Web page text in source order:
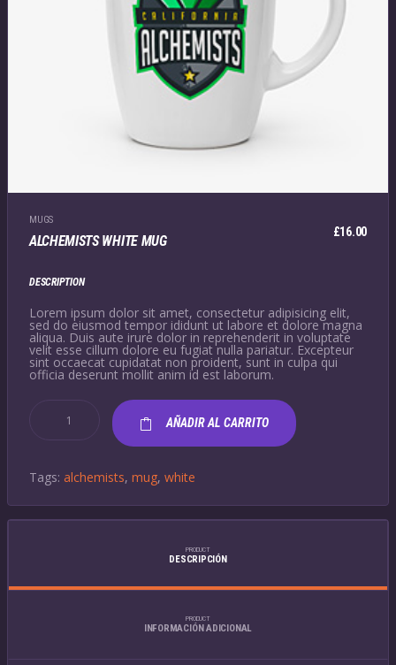
MUGS
ALCHEMISTS WHITE MUG
£16.00
DESCRIPTION
Lorem ipsum dolor sit amet, consectetur adipisicing elit,
sed do eiusmod tempor ididunt ut labore et dolore magna
aliqua. Duis aute irure dolor in reprehenderit in voluptate
velit esse cillum dolore eu fugiat nulla pariatur. Excepteur
sint occaecat cupidatat non proident, sunt in culpa qui
officia deserunt mollit anim id est laborum.
AÑADIR AL CARRITO
Tags: alchemists, mug, white
PRODUCT
DESCRIPCIÓN
PRODUCT
INFORMACIÓN ADICIONAL